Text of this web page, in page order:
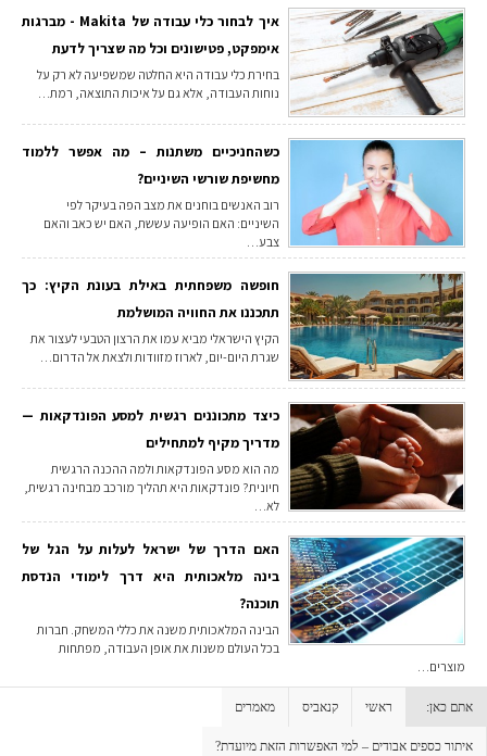
איך לבחור כלי עבודה של Makita - מברגות
אימפקט, פטישונים וכל מה שצריך לדעת
בחירת כלי עבודה היא החלטה שמשפיעה לא רק על
נוחות העבודה, אלא גם על איכות התוצאה, רמת…
כשהחניכיים משתנות – מה אפשר ללמוד
מחשיפת שורשי השיניים?
רוב האנשים בוחנים את מצב הפה בעיקר לפי
השיניים: האם הופיעה עששת, האם יש כאב והאם
צבע…
חופשה משפחתית באילת בעונת הקיץ: כך
תתכננו את החוויה המושלמת
הקיץ הישראלי מביא עמו את הרצון הטבעי לעצור את
שגרת היום-יום, לארוז מזוודות ולצאת אל הדרום…
כיצד מתכוננים רגשית למסע הפונדקאות —
מדריך מקיף למתחילים
מה הוא מסע הפונדקאות ולמה ההכנה הרגשית
חיונית? פונדקאות היא תהליך מורכב מבחינה רגשית,
לא…
האם הדרך של ישראל לעלות על הגל של
בינה מלאכותית היא דרך לימודי הנדסת
תוכנה?
הבינה המלאכותית משנה את כללי המשחק. חברות
בכל העולם משנות את אופן העבודה, מפתחות
מוצרים…
אתם כאן: ראשי קנאביס מאמרים
איתור כספים אבודים – למי האפשרות הזאת מיועדת?